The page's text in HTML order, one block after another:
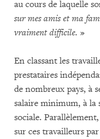
au cours de laquelle
sur mes amis et ma
vraiment difficile. »
En classant les
prestataires
de nombreux pays, à
salaire minimum, à la
sociale.
sur ces travailleurs